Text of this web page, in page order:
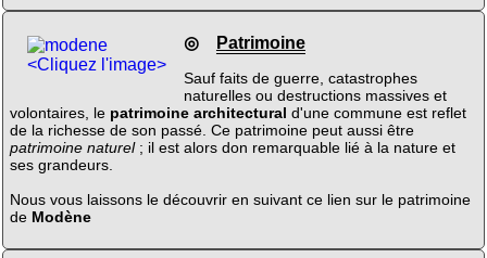
<Cliquez l'image>
◎ Patrimoine
Sauf faits de guerre, catastrophes
naturelles ou destructions massives et
volontaires, le patrimoine architectural d'une commune est reflet
de la richesse de son passé. Ce patrimoine peut aussi être
patrimoine naturel; il est alors don remarquable lié à la nature et
ses grandeurs.
Nous vous laissons le découvrir en suivant ce lien sur le patrimoine
de Modène